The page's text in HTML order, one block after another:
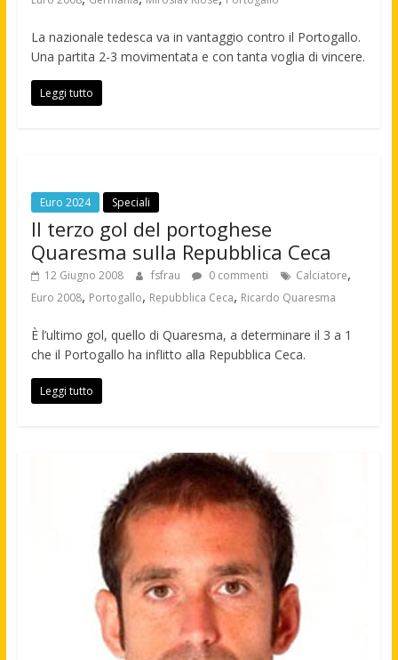
La nazionale tedesca va in vantaggio contro il Portogallo.
Una partita 2-3 movimentata e con tanta voglia di vincere.
Leggi tutto
Euro 2024 Speciali
Il terzo gol del portoghese
Quaresma sulla Repubblica Ceca
12 Giugno 2008 fsfrau 0 commenti Calciatore,
Euro 2008, Portogallo, Repubblica Ceca, Ricardo Quaresma
È l’ultimo gol, quello di Quaresma, a determinare il 3 a 1
che il Portogallo ha inflitto alla Repubblica Ceca.
Leggi tutto